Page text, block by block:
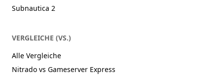
Subnautica 2
VERGLEICHE (VS.)
Alle Vergleiche
Nitrado vs Gameserver Express